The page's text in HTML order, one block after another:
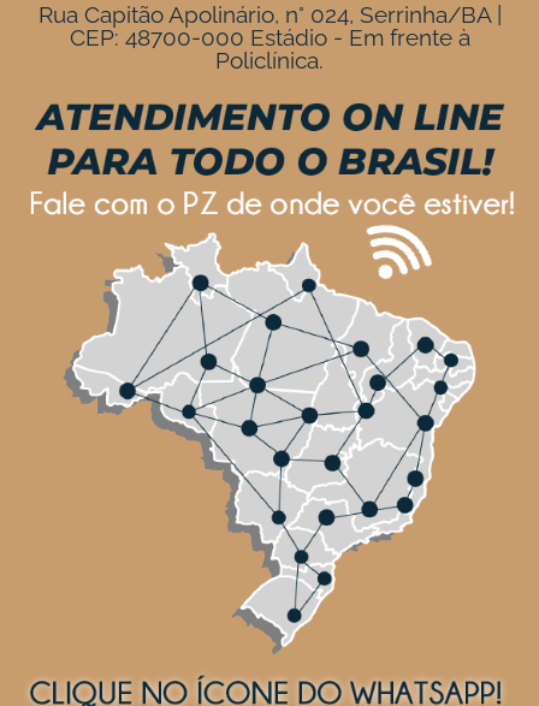
Rua Capitão Apolinário, n° 024, Serrinha/BA |
CEP: 48700-000 Estádio - Em frente à
Policlínica.